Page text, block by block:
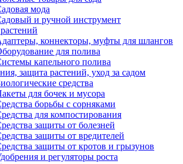
мода
и ручной инструмент
коннекторы, муфты для шлангов
для полива
капельного полива
защита растений, уход за садом
средства
для бочек и мусора
борьбы с сорняками
для компостирования
защиты от болезней
защиты от вредителей
защиты от кротов и грызунов
и регуляторы роста